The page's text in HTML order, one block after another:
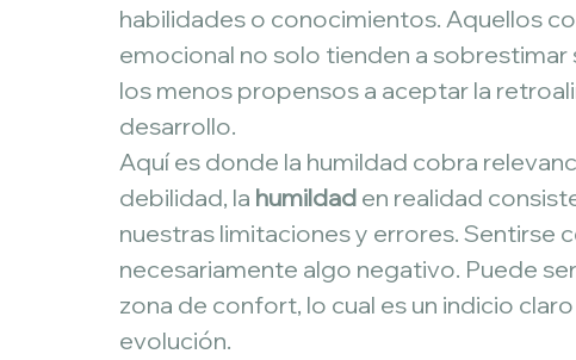
habilidades o conocimientos. Aquellos
emocional no solo tienden a
los menos propensos a aceptar la
desarrollo.
Aquí es donde la humildad cobra
debilidad, la humildad en realidad
nuestras limitaciones y errores. Sentirse
necesariamente algo negativo. Puede
zona de confort, lo cual es un indicio
evolución.